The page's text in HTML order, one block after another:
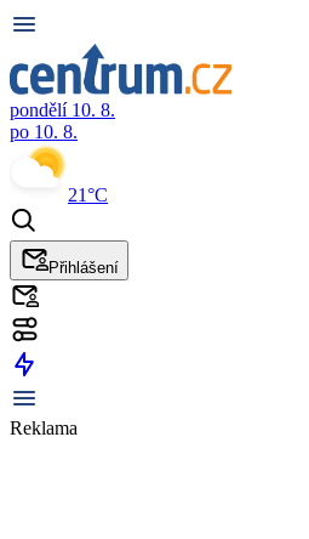
pondělí 10. 8.
po 10. 8.
21°C
Přihlášení
Reklama